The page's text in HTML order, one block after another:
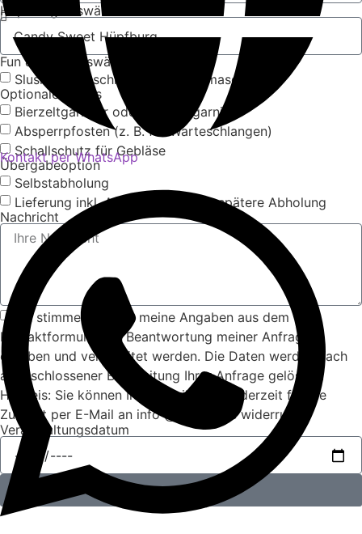
Hüpfburg auswählen
Fun & Food auswählen
Slush-Eis Maschine
Popcornmaschine
Optionale Extras
Bierzeltgarnitur oder Festzeltgarnitur
Absperrpfosten (z. B. für Warteschlangen)
Schallschutz für Gebläse
Übergabeoption
Selbstabholung
Lieferung inkl. Auf- und Abbau + spätere Abholung
Nachricht
Ich stimme zu, dass meine Angaben aus dem
Kontaktformular zur Beantwortung meiner Anfrage
erhoben und verarbeitet werden. Die Daten werden nach
abgeschlossener Bearbeitung Ihrer Anfrage gelöscht.
Hinweis: Sie können Ihre Einwilligung jederzeit für die
Zukunft per E-Mail an info @ belfun.de widerrufen.
Veranstaltungsdatum
Anfrage absenden
Kontakt per WhatsApp